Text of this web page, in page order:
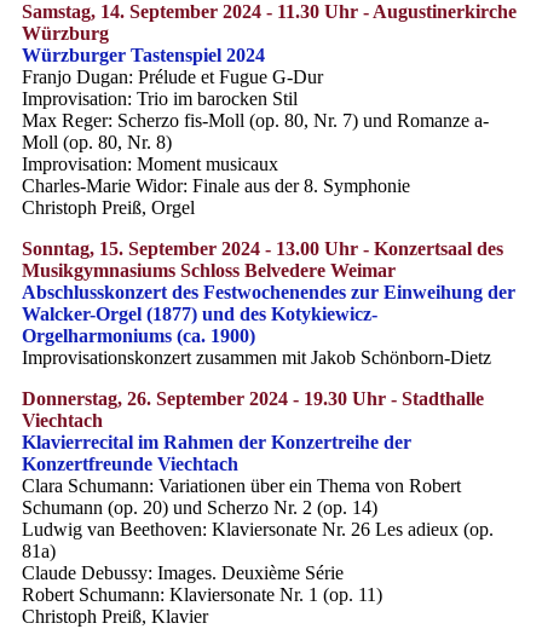
Samstag, 14. September 2024 - 11.30 Uhr - Augustinerkirche
Würzburg
Würzburger Tastenspiel 2024
Franjo Dugan: Prélude et Fugue G-Dur
Improvisation: Trio im barocken Stil
Max Reger: Scherzo fis-Moll (op. 80, Nr. 7) und Romanze a-
Moll (op. 80, Nr. 8)
Improvisation: Moment musicaux
Charles-Marie Widor: Finale aus der 8. Symphonie
Christoph Preiß, Orgel
Sonntag, 15. September 2024 - 13.00 Uhr - Konzertsaal des
Musikgymnasiums Schloss Belvedere Weimar
Abschlusskonzert des Festwochenendes zur Einweihung der
Walcker-Orgel (1877) und des Kotykiewicz-
Orgelharmoniums (ca. 1900)
Improvisationskonzert zusammen mit Jakob Schönborn-Dietz
Donnerstag, 26. September 2024 - 19.30 Uhr - Stadthalle
Viechtach
Klavierrecital im Rahmen der Konzertreihe der
Konzertfreunde Viechtach
Clara Schumann: Variationen über ein Thema von Robert
Schumann (op. 20) und Scherzo Nr. 2 (op. 14)
Ludwig van Beethoven: Klaviersonate Nr. 26 Les adieux (op.
81a)
Claude Debussy: Images. Deuxième Série
Robert Schumann: Klaviersonate Nr. 1 (op. 11)
Christoph Preiß, Klavier